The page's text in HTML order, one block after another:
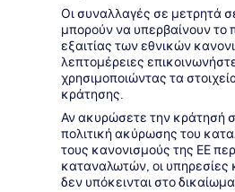
Οι συναλλαγές σε μετρητά
μπορούν να υπερβαίνουν το
εξαιτίας των εθνικών
λεπτομέρειες
χρησιμοποιώντας τα
κράτησης.
Αν ακυρώσετε την κράτησή
πολιτική ακύρωσης του
τους κανονισμούς της ΕΕ
καταναλωτών, οι
δεν υπόκεινται στο